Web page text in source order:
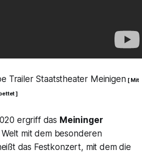
Trailer Staatstheater Meinigen [ Mit
]
ergriff das Meininger
mit dem besonderen
das Festkonzert, mit dem die